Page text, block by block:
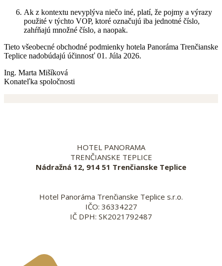
Ak z kontextu nevyplýva niečo iné, platí, že pojmy a výrazy
použité v týchto VOP, ktoré označujú iba jednotné číslo,
zahŕňajú množné číslo, a naopak.
Tieto všeobecné obchodné podmienky hotela Panoráma Trenčianske
Teplice nadobúdajú účinnosť 01. Júla 2026.
Ing. Marta Mišíková
Konateľka spoločnosti
HOTEL PANORAMA
TRENČIANSKE TEPLICE
Nádražná 12, 914 51 Trenčianske Teplice
Hotel Panoráma Trenčianske Teplice s.r.o.
IČO: 36334227
IČ DPH: SK2021792487